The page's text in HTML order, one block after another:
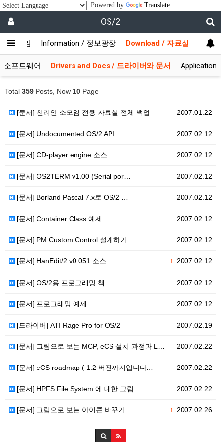
Powered by Translate
OS/2
자모임 Information / 정보광장 Download / 자료실
소프트웨어 Drivers and Docs / 드라이버와 문서
Total 359 Posts, Now 10 Page
2007.01.22
[문서] 천리안 소모임 전용 자료실 전체 백업
2007.02.12
[문서] Undocumented OS/2 API
2007.02.12
[문서] CD-player engine 소스
2007.02.12
[문서] OS2TERM v1.00 (Serial por…
2007.02.12
[문서] Borland Pascal 7.x로 OS/2 …
2007.02.12
[문서] Container Class 예제
2007.02.12
[문서] PM Custom Control 설계하기
+1 2007.02.12
[문서] HanEdit/2 v0.051 소스
2007.02.12
[문서] OS/2용 프로그래밍 책
2007.02.12
[문서] 프로그래밍 예제
2007.02.19
[드라이버] ATI Rage Pro for OS/2
2007.02.22
[문서] 그림으로 보는 MCP, eCS 설치 과정과 L…
2007.02.22
[문서] eCS roadmap ( 1.2 버전까지입니다…
2007.02.22
[문서] HPFS File System 에 대한 그림 …
+1 2007.02.26
[문서] 그림으로 보는 아이콘 바꾸기